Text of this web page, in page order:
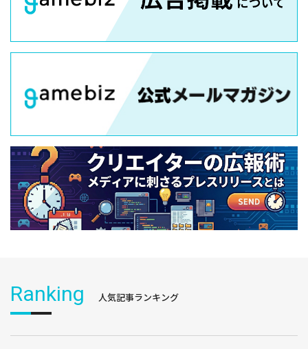
Ranking 人気記事ランキング